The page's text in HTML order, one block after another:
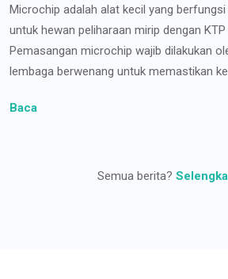
Microchip adalah alat kecil yang
untuk hewan peliharaan mirip dengan
Pemasangan microchip wajib dilakukan
lembaga berwenang untuk memastikan
Baca
Semua berita?